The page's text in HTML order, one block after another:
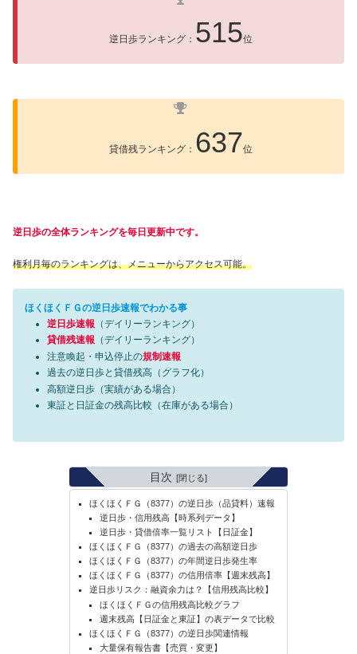
逆日歩ランキング： 515位
貸借残ランキング： 637位
逆日歩の全体ランキングを毎日更新中です。
権利月毎のランキングは、メニューからアクセス可能。
ほくほくＦＧの逆日歩速報でわかる事
逆日歩速報 （デイリーランキング）
貸借残速報 （デイリーランキング）
注意喚起・申込停止の規制速報
過去の逆日歩と貸借残高（グラフ化）
高額逆日歩（実績がある場合）
東証と日証金の残高比較（在庫がある場合）
目次
ほくほくＦＧ（8377）の逆日歩（品貸料）速報
逆日歩・信用残高【時系列データ】
逆日歩・貸借倍率一覧リスト【日証金】
ほくほくＦＧ（8377）の過去の高額逆日歩
ほくほくＦＧ（8377）の年間逆日歩発生率
ほくほくＦＧ（8377）の信用倍率【週末残高】
逆日歩リスク：融資余力は？【信用残高比較】
ほくほくＦＧの信用残高比較グラフ
週末残高【日証金と東証】の表データで比較
ほくほくＦＧ（8377）の逆日歩関連情報
大量保有報告書【売買・変更】